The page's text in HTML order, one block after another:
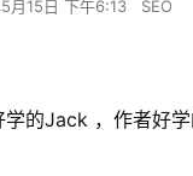
月15日 下午6:13 SEO
学的Jack ，作者好